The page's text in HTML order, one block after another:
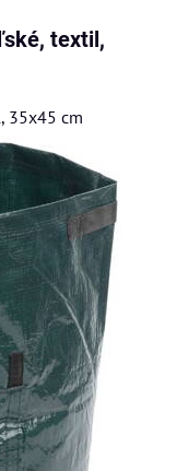
textil,
35x45 cm